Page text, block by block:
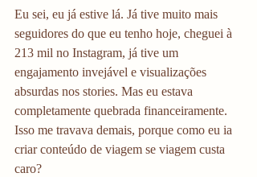
Eu sei, eu já estive lá. Já tive muito mais
seguidores do que eu tenho hoje, cheguei à
213 mil no Instagram, já tive um
engajamento invejável e visualizações
absurdas nos stories. Mas eu estava
completamente quebrada financeiramente.
Isso me travava demais, porque como eu ia
criar conteúdo de viagem se viagem custa
caro?